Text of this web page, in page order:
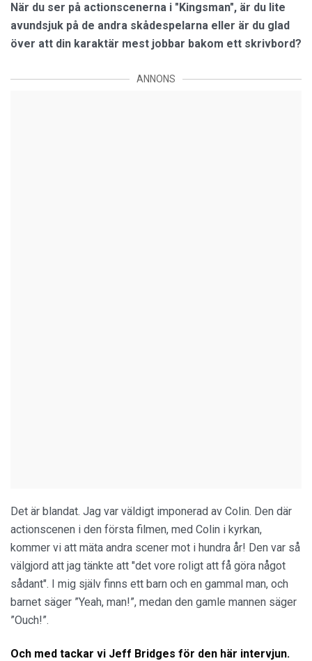
När du ser på actionscenerna i "Kingsman", är du lite
avundsjuk på de andra skådespelarna eller är du glad
över att din karaktär mest jobbar bakom ett skrivbord?
ANNONS
Det är blandat. Jag var väldigt imponerad av Colin. Den där
actionscenen i den första filmen, med Colin i kyrkan,
kommer vi att mäta andra scener mot i hundra år! Den var så
välgjord att jag tänkte att "det vore roligt att få göra något
sådant". I mig själv finns ett barn och en gammal man, och
barnet säger ”Yeah, man!”, medan den gamle mannen säger
”Ouch!”.
Och med tackar vi Jeff Bridges för den här intervjun.